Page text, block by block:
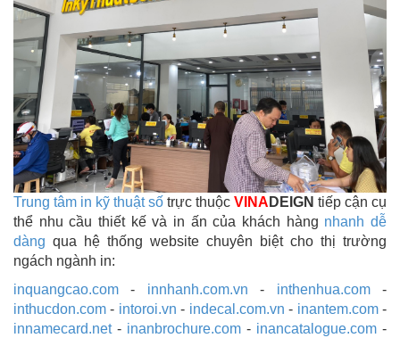
Trung tâm in kỹ thuật số trực thuộc VINA DEIGN tiếp cận cụ
thể nhu cầu thiết kế và in ấn của khách hàng nhanh dễ
dàng qua hệ thống website chuyên biệt cho thị trường
ngách ngành in:
inquangcao.com - innhanh.com.vn - inthenhua.com-
inthucdon.com - intoroi.vn - indecal.com.vn - inantem.com-
innamecard.net- inanbrochure.com - inancatalogue.com -